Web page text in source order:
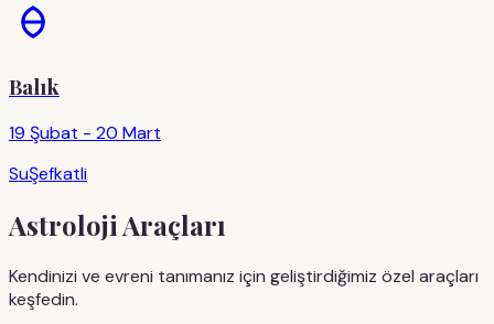
Balık
19 Şubat - 20 Mart
SuŞefkatli
Astroloji Araçları
Kendinizi ve evreni tanımanız için geliştirdiğimiz özel araçları
keşfedin.